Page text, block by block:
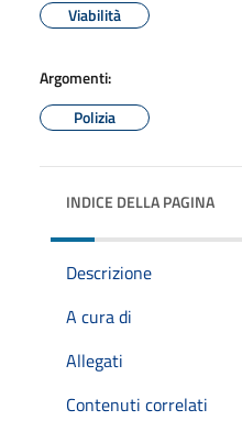
Viabilità
Argomenti:
Polizia
INDICE DELLA PAGINA
Descrizione
A cura di
Allegati
Contenuti correlati